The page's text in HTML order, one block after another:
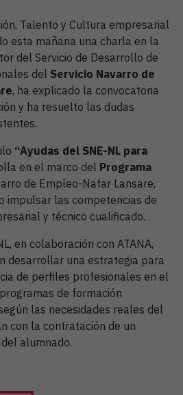
Talento y Cultura empresarial
esta mañana una charla en la
del Servicio de Desarrollo de
del Servicio Navarro de
, ha explicado la convocatoria
y ha resuelto las dudas
“Ayudas del SNE-NL para
en el marco del Programa
de Empleo-Nafar Lansare,
impulsar las competencias de
y técnico cualificado.
en colaboración con ATANA,
desarrollar una estrategia para
de perfiles profesionales en el
de formación
las necesidades reales del
con la contratación de un
alumnado.